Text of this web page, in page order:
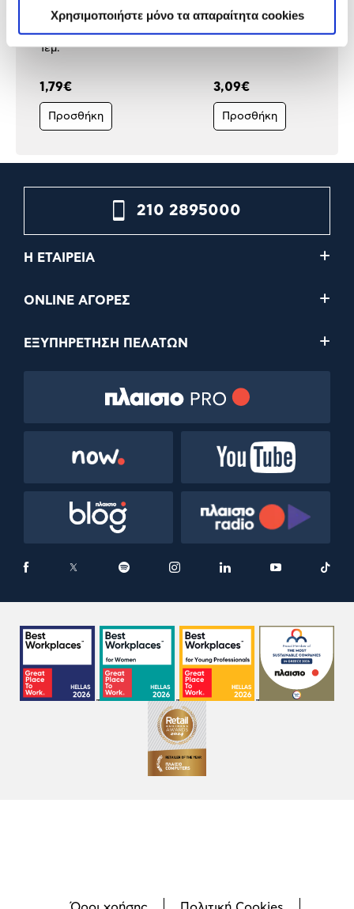
Χρησιμοποιήστε μόνο τα απαραίτητα cookies
Q-Connect Φάκελος με
Φυσαλίδες 15 x 21,5 cm 10
Τεμ.
1,79€
Προσθήκη
Q-Connect Φάκελος με
Φυσαλίδες 24 x 34 cm 10
3,09€
Προσθήκη
210 2895000
Η ΕΤΑΙΡΕΙΑ
ONLINE ΑΓΟΡΕΣ
ΕΞΥΠΗΡΕΤΗΣΗ ΠΕΛΑΤΩΝ